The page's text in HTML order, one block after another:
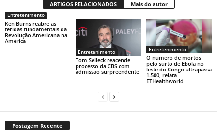
ARTIGOS RELACIONADOS Mais do autor
Entretenimento
Ken Burns reabre as
feridas fundamentais da
Revolução Americana na
América
Entretenimento
Tom Selleck reacende
processo da CBS com
admissão surpreendente
Entretenimento
O número de mortos
pelo surto de Ebola no
leste do Congo ultrapassa
1.500, relata
ETHealthworld
Postagem Recente